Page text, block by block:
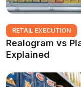
RETAIL EXECUTION
Realogram vs
Explained